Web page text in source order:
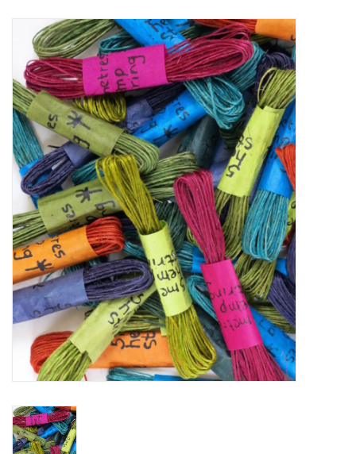
TEXTIL
WORKSHOPS
SPECIALS
WERKZEUGE